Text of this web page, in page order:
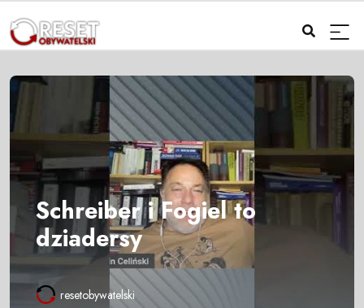
Schreiber i Fogiel to
dziadersy
resetobywatelski